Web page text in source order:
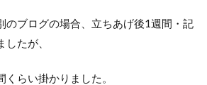
のブログの場合、立ちあげ後1週間・記
たが、
らい掛かりました。